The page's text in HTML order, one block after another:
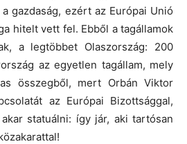
gazdaság, ezért az Európai Unió
hitelt vett fel. Ebből a tagállamok
a legtöbbet Olaszország: 200
az egyetlen tagállam, mely
összegből, mert Orbán Viktor
az Európai Bizottsággal,
statuálni: így jár, aki tartósan